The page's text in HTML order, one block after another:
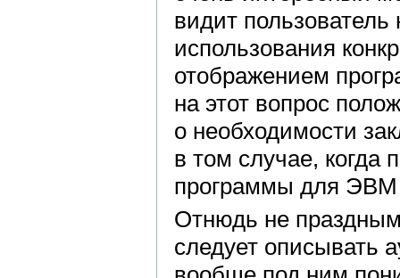
видит
использования
отображением
на этот вопрос
о необходимости
в том случае, когда
программы для ЭВМ
Отнюдь не
следует описывать